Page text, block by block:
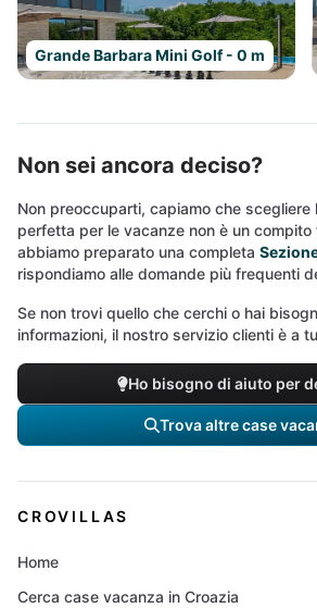
Grande Barbara Mini Golf - 0 m
Non sei ancora deciso?
Non preoccuparti, capiamo che scegliere
perfetta per le vacanze non è un compito
abbiamo preparato una completa
rispondiamo alle domande più frequenti
Se non trovi quello che cerchi o hai
informazioni, il nostro servizio clienti è a
Ho bisogno di aiuto per
Trova altre case
CROVILLAS
Home
Cerca case vacanza in Croazia